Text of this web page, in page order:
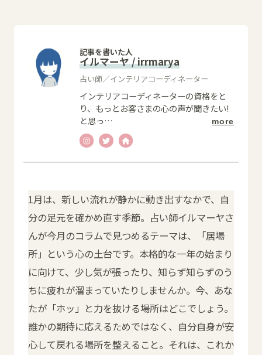
記事を書いた人
イルマーヤ / irrmarya
占い師／インテリアコーディネーター
インテリアコーディネーターの資格をと
り、もっとお客さまの心の声が聞きたい!
と思っ… more
1月は、新しい流れが静かに動き出すなかで、自
分の足元を確かめ直す季節。占い師イルマーヤさ
んが今月のコラムで見つめるテーマは、「居場
所」という心の土台です。本格的な一年の始まり
に向けて、少し気が張ったり、知らず知らずのう
ちに疲れが溜まっていたりしませんか。今、あな
たが「ホッ」と力を抜ける場所はどこでしょう。
誰かの期待に応えるためではなく、自分自身が安
心して戻れる場所を整えること。それは、これか